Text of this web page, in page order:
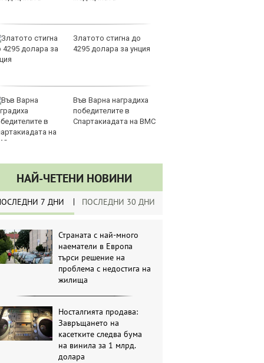
продава, Магазин, 225
m2 Варна, Хеи, 180000
продава, Офис, 141 m2
Варна, Бриз, 112000
EUR
НАЙ-ЧЕТЕНИ НОВИНИ
7 ДНИ ПОСЛЕДНИ 30 ДНИ
Страната с най-много
наематели в Европа
търси решение на
проблема с недостига на
жилища
Носталгията продава:
Завръщането на
касетките следва бума
на винила за 1 млрд.
долара